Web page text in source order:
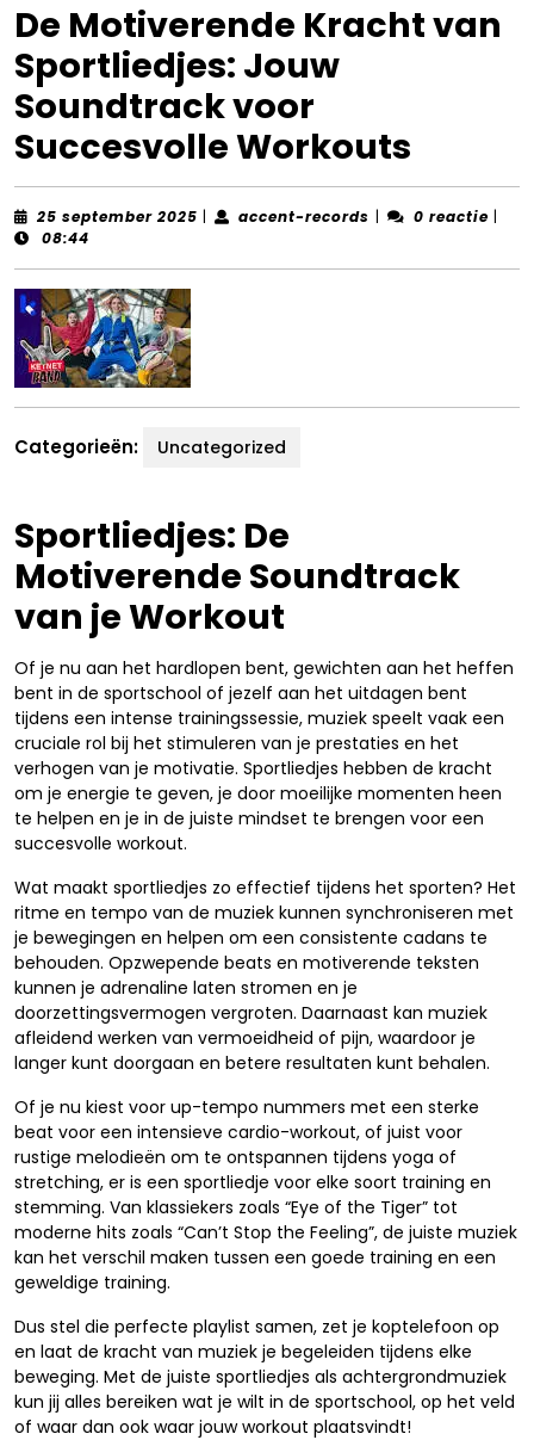
De Motiverende Kracht van
Sportliedjes: Jouw
Soundtrack voor
Succesvolle Workouts
25 september 2025 25
| accent-records accent-
| 0 reactie |
08:44
Categorieën: Uncategorized
Sportliedjes: De
Motiverende Soundtrack
van je Workout
Of je nu aan het hardlopen bent, gewichten aan het heffen
bent in de sportschool of jezelf aan het uitdagen bent
tijdens een intense trainingssessie, muziek speelt vaak een
cruciale rol bij het stimuleren van je prestaties en het
verhogen van je motivatie. Sportliedjes hebben de kracht
om je energie te geven, je door moeilijke momenten heen
te helpen en je in de juiste mindset te brengen voor een
succesvolle workout.
Wat maakt sportliedjes zo effectief tijdens het sporten? Het
ritme en tempo van de muziek kunnen synchroniseren met
je bewegingen en helpen om een consistente cadans te
behouden. Opzwepende beats en motiverende teksten
kunnen je adrenaline laten stromen en je
doorzettingsvermogen vergroten. Daarnaast kan muziek
afleidend werken van vermoeidheid of pijn, waardoor je
langer kunt doorgaan en betere resultaten kunt behalen.
Of je nu kiest voor up-tempo nummers met een sterke
beat voor een intensieve cardio-workout, of juist voor
rustige melodieën om te ontspannen tijdens yoga of
stretching, er is een sportliedje voor elke soort training en
stemming. Van klassiekers zoals “Eye of the Tiger” tot
moderne hits zoals “Can’t Stop the Feeling”, de juiste muziek
kan het verschil maken tussen een goede training en een
geweldige training.
Dus stel die perfecte playlist samen, zet je koptelefoon op
en laat de kracht van muziek je begeleiden tijdens elke
beweging. Met de juiste sportliedjes als achtergrondmuziek
kun jij alles bereiken wat je wilt in de sportschool, op het veld
of waar dan ook waar jouw workout plaatsvindt!